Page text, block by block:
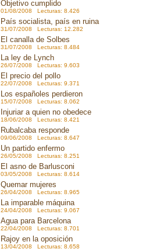
Objetivo cumplido
01/08/2008 Lecturas: 8.426
País socialista, país en ruina
31/07/2008 Lecturas: 12.282
El canalla de Solbes
31/07/2008 Lecturas: 8.484
La ley de Lynch
26/07/2008 Lecturas: 9.603
El precio del pollo
22/07/2008 Lecturas: 9.371
Los españoles perdieron
15/07/2008 Lecturas: 8.062
Injuriar a quien no obedece
18/06/2008 Lecturas: 8.421
Rubalcaba responde
09/06/2008 Lecturas: 8.647
Un partido enfermo
26/05/2008 Lecturas: 8.251
El asno de Barlusconi
03/05/2008 Lecturas: 8.614
Quemar mujeres
26/04/2008 Lecturas: 8.965
La imparable máquina
24/04/2008 Lecturas: 9.067
Agua para Barcelona
22/04/2008 Lecturas: 8.701
Rajoy en la oposición
13/04/2008 Lecturas: 8.658